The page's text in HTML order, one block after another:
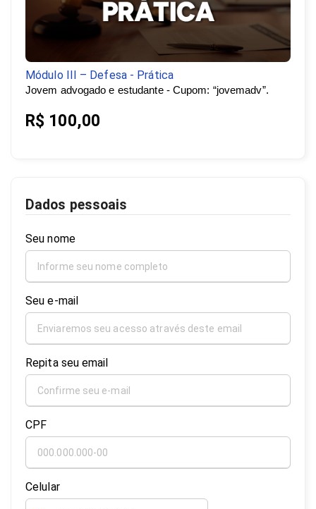
Módulo III – Defesa - Prática
Jovem advogado e estudante - Cupom: “jovemadv”.
R$ 100,00
Dados pessoais
Seu nome
Seu e-mail
Repita seu email
CPF
Celular